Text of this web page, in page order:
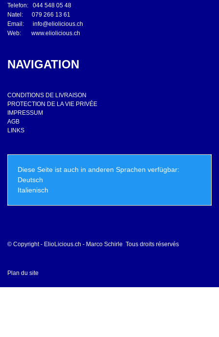
Telefon: 044 548 05 48
Natel: 079 266 13 61
Email: info@eliolicious.ch
Web: www.eliolicious.ch
NAVIGATION
CONDITIONS DE LIVRAISON
PROTECTION DE LA VIE PRIVÉE
IMPRESSUM
AGB
LINKS
Diese Seite ist auch in anderen Sprachen verfügbar:
Deutsch
Italienisch
© Copyright - ElioLicious.ch - Marco Schirle Tous droits réservés
Plan du site